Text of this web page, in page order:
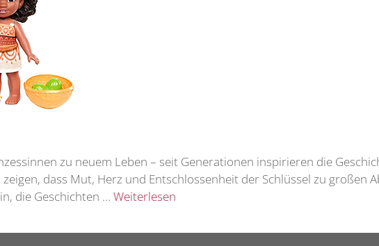
zu neuem Leben – seit Generationen inspirieren die
dass Mut, Herz und Entschlossenheit der Schlüssel zu großen
die Geschichten … Weiterlesen